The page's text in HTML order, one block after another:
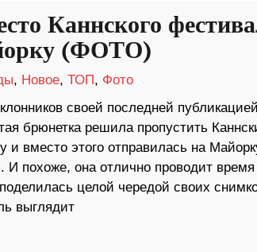
Каннского
(ФОТО)
, Новое, ТОП, Фото
своей последней
брюнетка решила пропустить
и вместо этого отправилась на
И похоже, она отлично проводит время
целой чередой своих
выглядит